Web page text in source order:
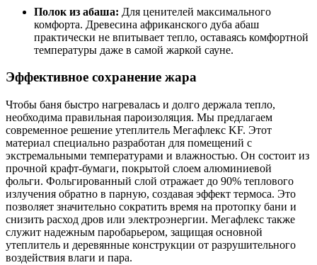
Полок из абаша: Для ценителей максимального
комфорта. Древесина африканского дуба абаш
практически не впитывает тепло, оставаясь комфортной
температуры даже в самой жаркой сауне.
Эффективное сохранение жара
Чтобы баня быстро нагревалась и долго держала тепло,
необходима правильная пароизоляция. Мы предлагаем
современное решение утеплитель Мегафлекс KF. Этот
материал специально разработан для помещений с
экстремальными температурами и влажностью. Он состоит из
прочной крафт-бумаги, покрытой слоем алюминиевой
фольги. Фольгированный слой отражает до 90% теплового
излучения обратно в парную, создавая эффект термоса. Это
позволяет значительно сократить время на протопку бани и
снизить расход дров или электроэнергии. Мегафлекс также
служит надежным паробарьером, защищая основной
утеплитель и деревянные конструкции от разрушительного
воздействия влаги и пара.